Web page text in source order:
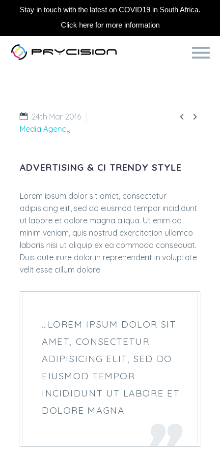
Stay in touch with the latest on COVID19 in South Africa.
Click here for more information
 
24th Mar 2016
Media Agency
ADVERTISING & CI TRENDY STYLE
Lorem ipsum dolor sit amet, consectetur
adipisicing elit, sed do eiusmod tempor incididunt
ut labore et dolore magna aliqua. Ut enim ad
minim veniam, quis nostrud exercitation ullamco
laboris nisi ut aliquip ex ea commodo consequat.
Duis aute irure dolor in reprehenderit in voluptate
velit esse cillum dolore
…LOREM IPSUM DOLOR SIT
AMET, CONSECTETUR
ADIPISICING ELIT, SED DO
EIUSMOD TEMPOR
INCIDIDUNT UT LABORE ET
DOLORE MAGNA